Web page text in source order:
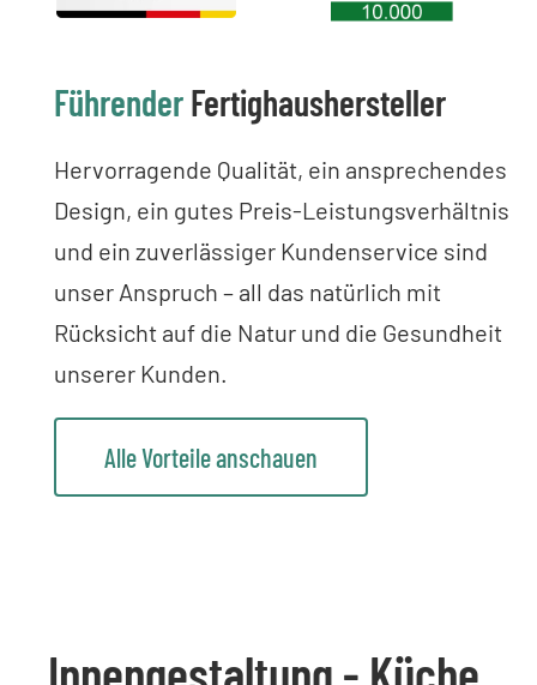
FührenderFertighaushersteller
Hervorragende Qualität, ein ansprechendes
Design, ein gutes Preis-Leistungsverhältnis
und ein zuverlässiger Kundenservice sind
unser Anspruch – all das natürlich mit
Rücksicht auf die Natur und die Gesundheit
unserer Kunden.
Alle Vorteile anschauen
Innengestaltung - Küche,